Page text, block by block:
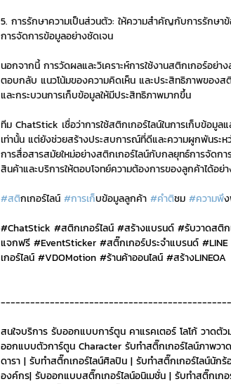
5. การรักษาความเป็นส่วนตัว: ให้ความสำคัญกับการรักษ
การจัดการข้อมูลอย่างชัดเจน
นอกจากนี้ การวัดผลและวิเคราะห์การใช้งานสติกเกอร์อ
ตอบกลับ แนวโน้มของความคิดเห็น และประสิทธิภาพของ
และกระบวนการเก็บข้อมูลให้มีประสิทธิภาพมากขึ้น
ทีม ChatStick เชื่อว่าการใช้สติกเกอร์ไลน์ในการเก็บข้อมู
เท่านั้น แต่ยังช่วยสร้างประสบการณ์ที่ดีและความผูกพันระ
การสื่อสารสมัยใหม่อย่างสติกเกอร์ไลน์กับกลยุทธ์การจัด
สินค้าและบริการให้ตอบโจทย์ความต้องการของลูกค้าได้อ
#สติกเกอร์ไลน์ #การเก็บข้อมูลลูกค้า #คำติชม #ความพ
#ChatStick #สติกเกอร์ไลน์ #สร้างแบรนด์ #รบวาดสติก
แจกฟรี #EventSticker #สติ๊กเกอร์ประจำแบรนด์ #LINE
เกอร์ไลน์ #VDOMotion #ร้านค้าออนไลน์ #สร้างLINEOA
สนใจบริการ รับออกแบบการ์ตูน คาแรคเตอร์ โลโก้ วาด
ออกแบบตัวการ์ตูน Character รับทำสติ๊กเกอร์ไลน์ภาพว
ดารา | รับทำสติ๊กเกอร์ไลน์ศิลปิน | รับทำสติ๊กเกอร์ไลน์นัก
องค์กร| รับออกแบบสติ๊กเกอร์ไลน์อนิเมชั่น | รับทำสติ๊กเก